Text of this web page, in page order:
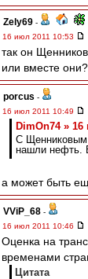
Zely69 -
16 июл 2011 10:53
так он
или вместе они?
porcus -
16 июл 2011 10:49
DimOn74 » 16
С Щенниковым
нашли нефть.
а может быть
VViP_68 -
16 июл 2011 10:46
Оценка на
временами
Цитата